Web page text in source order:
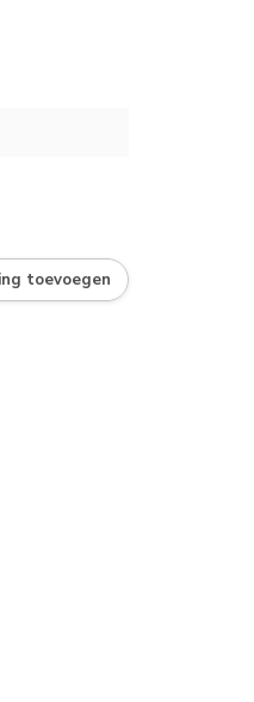
toevoegen